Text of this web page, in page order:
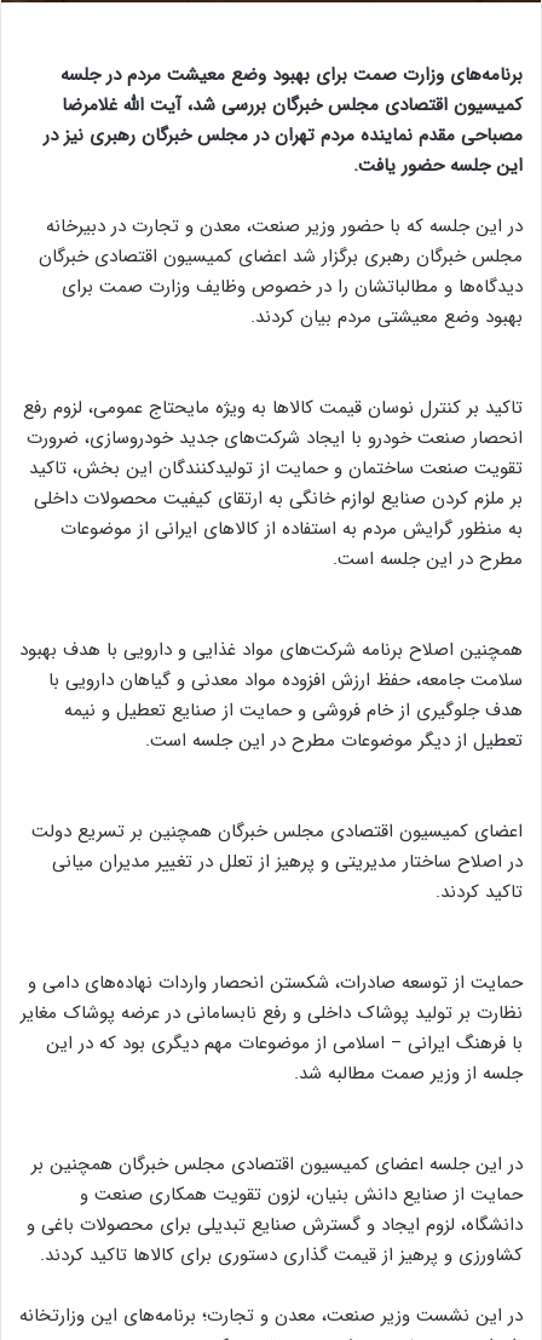
برنامه‌های وزارت صمت برای بهبود وضع معیشت مردم در جلسه
کمیسیون اقتصادی مجلس خبرگان بررسی شد، آیت الله غلامرضا
مصباحی مقدم نماینده مردم تهران در مجلس خبرگان رهبری نیز در
این جلسه حضور یافت.
در این جلسه که با حضور وزیر صنعت، معدن و تجارت در دبیرخانه
مجلس خبرگان رهبری برگزار شد اعضای کمیسیون اقتصادی خبرگان
دیدگاه‌ها و مطالباتشان را در خصوص وظایف وزارت صمت برای
بهبود وضع معیشتی مردم بیان کردند.
تاکید بر کنترل نوسان قیمت کالا‌ها به ویژه مایحتاج عمومی، لزوم رفع
انحصار صنعت خودرو با ایجاد شرکت‌های جدید خودروسازی، ضرورت
تقویت صنعت ساختمان و حمایت از تولیدکنندگان این بخش، تاکید
بر ملزم کردن صنایع لوازم خانگی به ارتقای کیفیت محصولات داخلی
به منظور گرایش مردم به استفاده از کالا‌های ایرانی از موضوعات
مطرح در این جلسه است.
همچنین اصلاح برنامه شرکت‌های مواد غذایی و دارویی با هدف بهبود
سلامت جامعه، حفظ ارزش افزوده مواد معدنی و گیاهان دارویی با
هدف جلوگیری از خام فروشی و حمایت از صنایع تعطیل و نیمه
تعطیل از دیگر موضوعات مطرح در این جلسه است.
اعضای کمیسیون اقتصادی مجلس خبرگان همچنین بر تسریع دولت
در اصلاح ساختار مدیریتی و پرهیز از تعلل در تغییر مدیران میانی
تاکید کردند.
حمایت از توسعه صادرات، شکستن انحصار واردات نهاده‌های دامی و
نظارت بر تولید پوشاک داخلی و رفع نابسامانی در عرضه پوشاک مغایر
با فرهنگ ایرانی – اسلامی از موضوعات مهم دیگری بود که در این
جلسه از وزیر صمت مطالبه شد.
در این جلسه اعضای کمیسیون اقتصادی مجلس خبرگان همچنین بر
حمایت از صنایع دانش بنیان، لزون تقویت همکاری صنعت و
دانشگاه، لزوم ایجاد و گسترش صنایع تبدیلی برای محصولات باغی و
کشاورزی و پرهیز از قیمت گذاری دستوری برای کالا‌ها تاکید کردند.
در این نشست وزیر صنعت، معدن و تجارت؛ برنامه‌های این وزارتخانه